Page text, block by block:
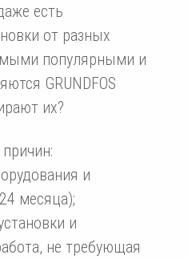
есть
от разных
популярными и
GRUNDFOS
их?
и
месяца);
и
не требующая